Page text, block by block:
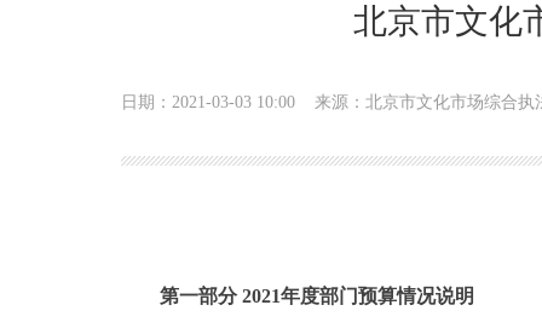
北京市文化
日期：2021-03-03 10:00 来源：北京市文化市场综合执
第一部分 2021年度部门预算情况说明